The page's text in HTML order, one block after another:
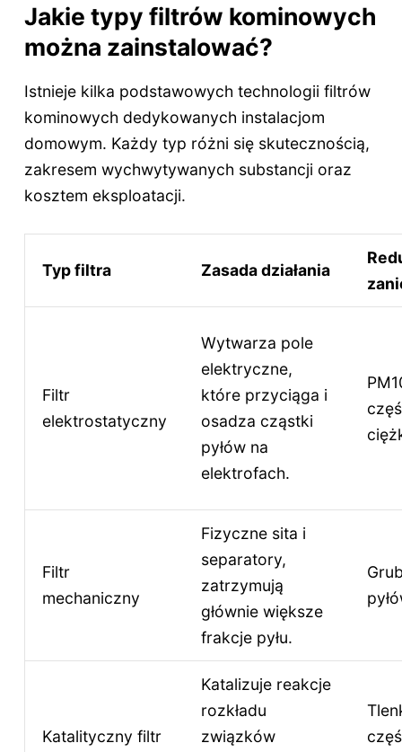
Jakie typy filtrów kominowych
można zainstalować?
Istnieje kilka podstawowych technologii filtrów
kominowych dedykowanych instalacjom
domowym. Każdy typ różni się skutecznością,
zakresem wychwytywanych substancji oraz
kosztem eksploatacji.
Typ filtra Zasada działania
Filtr
elektrostatyczny
Wytwarza pole
elektryczne,
które przyciąga i
osadza cząstki
pyłów na
elektrofach.
Filtr
mechaniczny
Fizyczne sita i
separatory,
zatrzymują
głównie większe
frakcje pyłu.
Katalityczny filtr
Katalizuje reakcje
rozkładu
związków